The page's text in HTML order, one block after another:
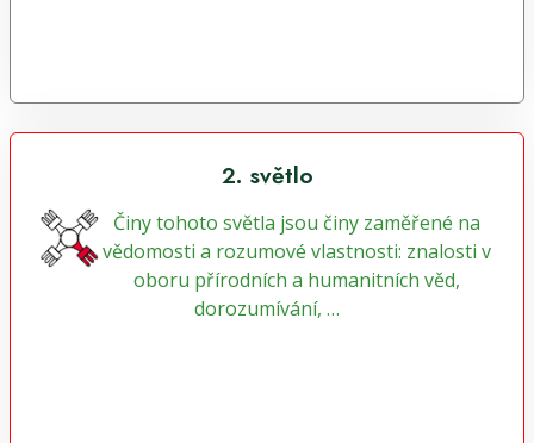
2. světlo
Činy tohoto světla jsou činy zaměřené na
vědomosti a rozumové vlastnosti: znalosti v
oboru přírodních a humanitních věd,
dorozumívání, …